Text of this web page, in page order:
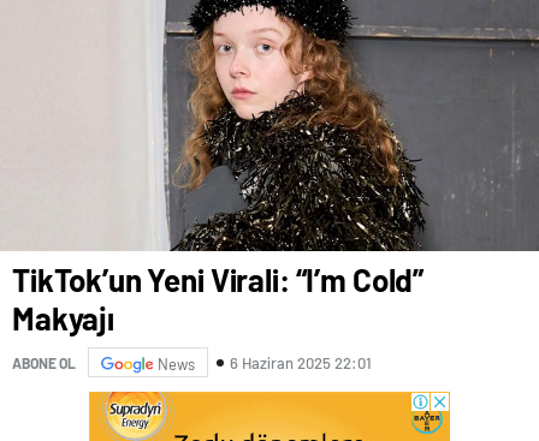
TikTok’un Yeni Virali: “I’m Cold”
Makyajı
ABONE OL News 6 Haziran 2025 22:01